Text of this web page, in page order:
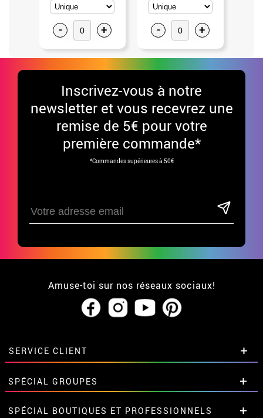
- + - +
Inscrivez-vous à notre
newsletter et vous recevrez une
remise de 5€ pour votre
première commande*
*Commandes supérieures à 50€
Amuse-toi sur nos réseaux sociaux!
SERVICE CLIENT
• Qui sommes-nous?
• CGV
• Mentions légaleset Proteccion des données
SPÉCIAL GROUPES
Remises spéciales pour groupes et
SPÉCIAL BOUTIQUES ET PROFESSIONNELS